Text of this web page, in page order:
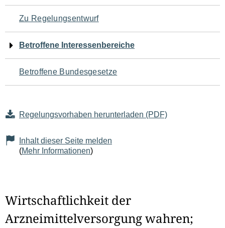
den
Seiteninhalt
Zu Regelungsentwurf
Betroffene Interessenbereiche
Betroffene Bundesgesetze
Regelungsvorhaben herunterladen (PDF)
Inhalt dieser Seite melden
(Mehr Informationen)
Wirtschaftlichkeit der
Arzneimittelversorgung wahren;